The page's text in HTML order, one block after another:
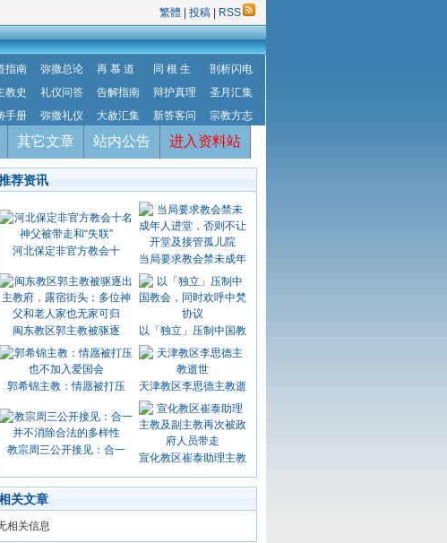
繁體 投稿 RSS
指南 弥撒总论 再 慕 道 同 根 生
剖析闪电
教史 礼仪问答 告解指南 辩护真理
圣月汇集
手册 弥撒礼仪 大赦汇集 新答客问 宗教方志
其它文章 站内公告 进入资料站
荐资讯
河北保定非官方教会十
当局要求教会禁未成年
闽东教区郭主教被驱逐 以「独立」压制中国教
郭希锦主教：情愿被打压 天津教区李思德主教逝
教宗周三公开接见：合一
宣化教区崔泰助理主教
关文章
相关信息